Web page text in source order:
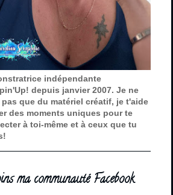
indépendante
depuis janvier 2007. Je ne
que du matériel créatif, je t'aide
des moments uniques pour te
à toi-même et à ceux que tu
ma communauté Facebook